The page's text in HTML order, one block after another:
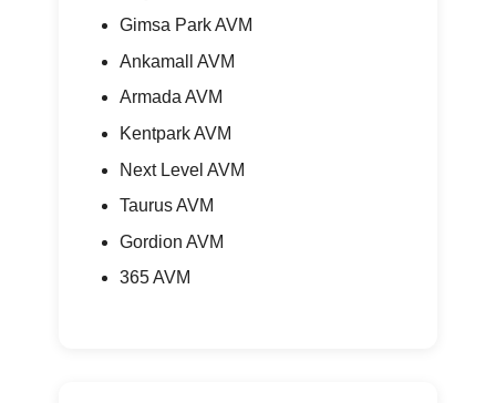
Gimsa Park AVM
Ankamall AVM
Armada AVM
Kentpark AVM
Next Level AVM
Taurus AVM
Gordion AVM
365 AVM